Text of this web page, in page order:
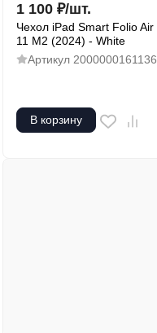
1 100 ₽/шт.
Чехол iPad Smart Folio Air
11 M2 (2024) - White
Артикул 2000000161136
В корзину